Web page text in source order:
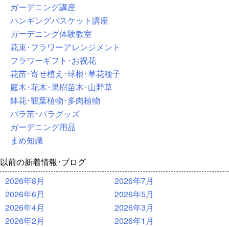
ガーデニング講座
ハンギングバスケット講座
ガーデニング体験教室
花束･フラワーアレンジメント
フラワーギフト･お祝花
花苗･寄せ植え･球根･草花種子
庭木･花木･果樹苗木･山野草
鉢花･観葉植物･多肉植物
バラ苗･バラグッズ
ガーデニング用品
まめ知識
以前の新着情報･ブログ
2026年8月
2026年7月
2026年6月
2026年5月
2026年4月
2026年3月
2026年2月
2026年1月